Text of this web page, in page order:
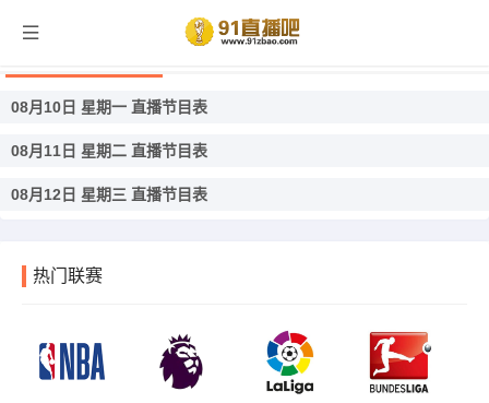
08月10日 星期一 直播节目表
08月11日 星期二 直播节目表
08月12日 星期三 直播节目表
热门联赛